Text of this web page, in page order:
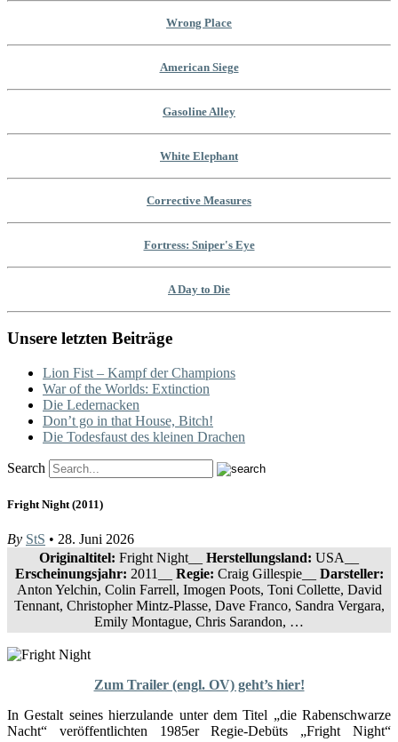
Wrong Place
American Siege
Gasoline Alley
White Elephant
Corrective Measures
Fortress: Sniper's Eye
A Day to Die
Unsere letzten Beiträge
Lion Fist – Kampf der Champions
War of the Worlds: Extinction
Die Ledernacken
Don’t go in that House, Bitch!
Die Todesfaust des kleinen Drachen
Search
Fright Night (2011)
By StS • 28. Juni 2026
Originaltitel: Fright Night__ Herstellungsland: USA__
Erscheinungsjahr: 2011__ Regie: Craig Gillespie__ Darsteller:
Anton Yelchin, Colin Farrell, Imogen Poots, Toni Collette, David
Tennant, Christopher Mintz-Plasse, Dave Franco, Sandra Vergara,
Emily Montague, Chris Sarandon, …
Zum Trailer (engl. OV) geht’s hier!
In Gestalt seines hierzulande unter dem Titel „die Rabenschwarze
Nacht“ veröffentlichten 1985er Regie-Debüts „Fright Night“